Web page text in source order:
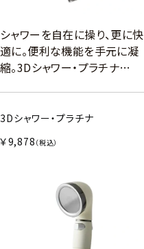
シャワーを自在に操り、更に快
適に。便利な機能を手元に凝
縮。3Dシャワー・プラチナ…
3Dシャワー・プラチナ
￥9,878 （税込）